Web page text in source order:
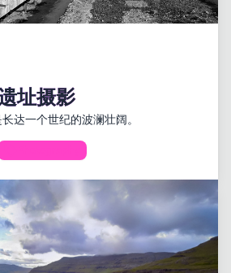
址摄影
达一个世纪的波澜壮阔。